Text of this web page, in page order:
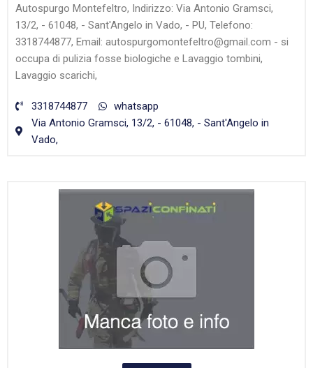
Autospurgo Montefeltro, Indirizzo: Via Antonio Gramsci,
13/2, - 61048, - Sant'Angelo in Vado, - PU, Telefono:
3318744877, Email: autospurgomontefeltro@gmail.com - si
occupa di pulizia fosse biologiche e Lavaggio tombini,
Lavaggio scarichi,
3318744877
whatsapp
Via Antonio Gramsci, 13/2, - 61048, - Sant'Angelo in
Vado,